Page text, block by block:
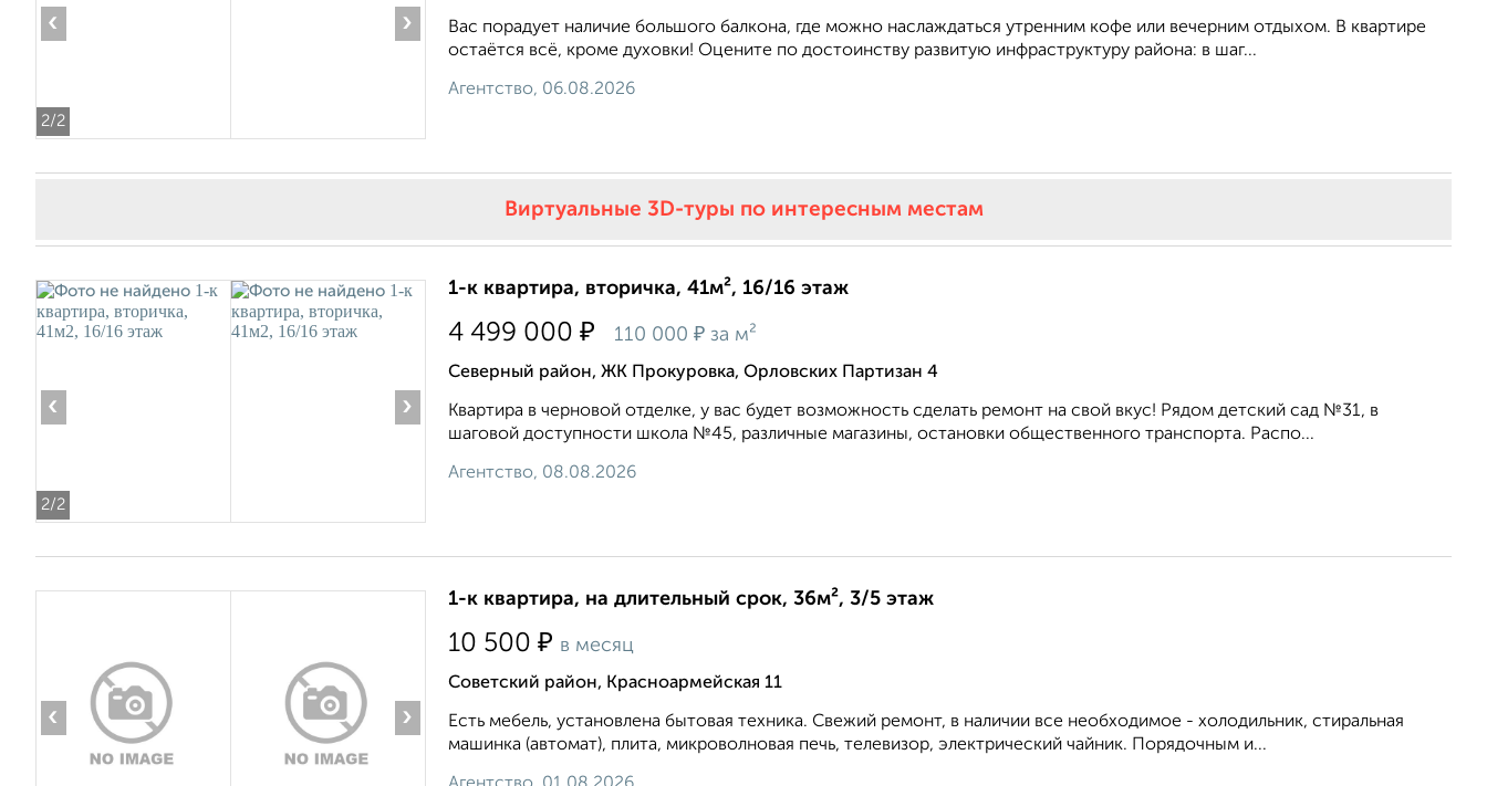
2/2
‹ ›
Вас порадует наличие большого балкона, где можно наслаждаться утренним кофе или вечерним отдыхом. В квартире
остаётся всё, кроме духовки! Оцените по достоинству развитую инфраструктуру района: в шаг...
Агентство, 06.08.2026
Виртуальные 3D-туры по интересным местам
2/2
‹ ›
1-к квартира, вторичка, 41м², 16/16 этаж
4 499 000 ₽ 110 000 ₽ за м²
Северный район, ЖК Прокуровка, Орловских Партизан 4
Квартира в черновой отделке, у вас будет возможность сделать ремонт на свой вкус! Рядом детский сад №31, в
шаговой доступности школа №45, различные магазины, остановки общественного транспорта. Распо...
Агентство, 08.08.2026
‹ ›
1-к квартира, на длительный срок, 36м², 3/5 этаж
10 500 ₽ в месяц
Советский район, Красноармейская 11
Есть мебель, установлена бытовая техника. Свежий ремонт, в наличии все необходимое - холодильник, стиральная
машинка (автомат), плита, микроволновая печь, телевизор, электрический чайник. Порядочным и...